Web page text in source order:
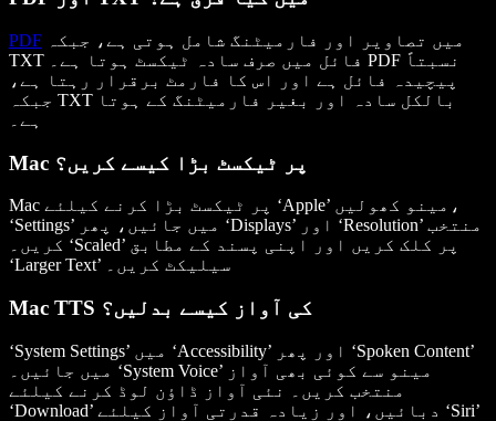
PDF
TXT فائل میں صرف سادہ ٹیکسٹ ہوتا ہے۔ PDF نسبتاً
پیچیدہ فائل ہے اور اس کا فارمٹ برقرار رہتا ہے،
جبکہ TXT بالکل سادہ اور بغیر فارمیٹنگ کے ہوتا
ہے۔
Mac پر ٹیکسٹ بڑا کیسے کریں؟
Mac پر ٹیکسٹ بڑا کرنے کیلئے ‘Apple’ مینو کھولیں،
‘Settings’ میں جائیں، پھر ‘Displays’ اور ‘Resolution’ منتخب
کریں۔ ‘Scaled’ پر کلک کریں اور اپنی پسند کے مطابق
‘Larger Text’ سیلیکٹ کریں۔
Mac TTS کی آواز کیسے بدلیں؟
‘System Settings’ میں ‘Accessibility’ اور پھر ‘Spoken Content’
میں جائیں۔ ‘System Voice’ مینو سے کوئی بھی آواز
منتخب کریں۔ نئی آواز ڈاؤن لوڈ کرنے کیلئے
‘Download’ دبائیں، اور زیادہ قدرتی آواز کیلئے ‘Siri’